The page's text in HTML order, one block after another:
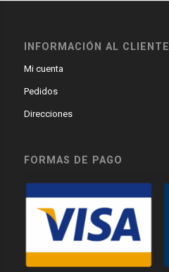
INFORMACIÓN AL CLIENTE
Mi cuenta
Pedidos
Direcciones
FORMAS DE PAGO